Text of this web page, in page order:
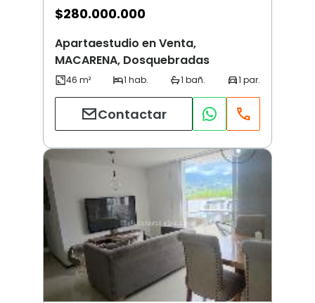
$280.000.000
Apartaestudio en Venta,
MACARENA, Dosquebradas
Contactar